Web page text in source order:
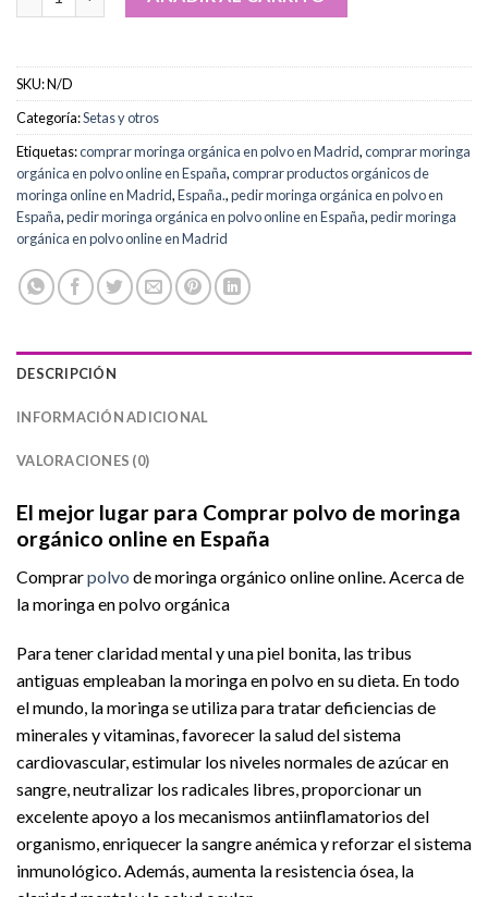
SKU:N/D
Categoría:Setas y otros
Etiquetas:comprar moringa orgánica en polvo en Madrid,comprar moringa
orgánica en polvo online en España,comprar productos orgánicos de
moringa online en Madrid,España.,pedir moringa orgánica en polvo en
España,pedir moringa orgánica en polvo online en España,pedir moringa
orgánica en polvo online en Madrid
DESCRIPCIÓN
INFORMACIÓN ADICIONAL
VALORACIONES (0)
El mejor lugar para Comprar polvo de moringa
orgánico online en España
Comprarpolvo de moringa orgánico online online. Acerca de
la moringa en polvo orgánica
Para tener claridad mental y una piel bonita, las tribus
antiguas empleaban la moringa en polvo en su dieta. En todo
el mundo, la moringa se utiliza para tratar deficiencias de
minerales y vitaminas, favorecer la salud del sistema
cardiovascular, estimular los niveles normales de azúcar en
sangre, neutralizar los radicales libres, proporcionar un
excelente apoyo a los mecanismos antiinflamatorios del
organismo, enriquecer la sangre anémica y reforzar el sistema
inmunológico. Además, aumenta la resistencia ósea, la